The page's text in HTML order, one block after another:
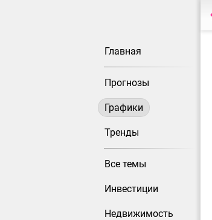
Главная
Прогнозы
Графики
Тренды
Все темы
Инвестиции
Недвижимость